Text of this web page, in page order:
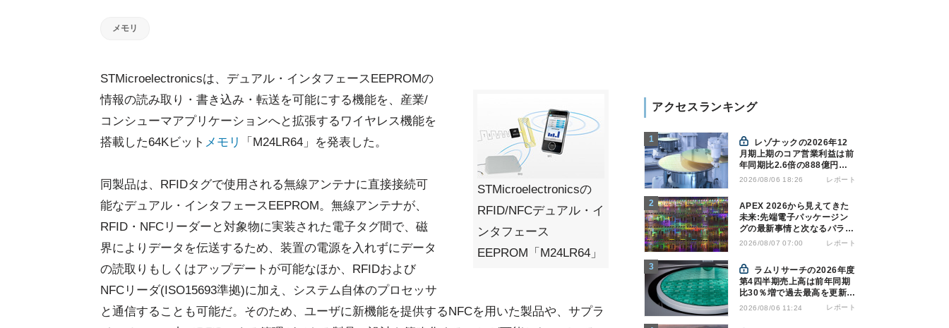
メモリ
STMicroelectronicsの
RFID/NFCデュアル・イ
ンタフェース
EEPROM「M24LR64」
STMicroelectronicsは、デュアル・インタフェースEEPROMの
情報の読み取り・書き込み・転送を可能にする機能を、産業/
コンシューマアプリケーションへと拡張するワイヤレス機能を
搭載した64Kビット メモリ 「M24LR64」を発表した。
同製品は、RFIDタグで使用される無線アンテナに直接接続可
能なデュアル・インタフェースEEPROM。無線アンテナが、
RFID・NFCリーダーと対象物に実装された電子タグ間で、磁
界によりデータを伝送するため、装置の電源を入れずにデータ
の読取りもしくはアップデートが可能なほか、RFIDおよび
NFCリーダ(ISO15693準拠)に加え、システム自体のプロセッサ
と通信することも可能だ。そのため、ユーザに新機能を提供するNFCを用いた製品や、サプラ
アクセスランキング
月期上期のコア営業利益は前
年同期比2.6倍の888億円、
AI向け半導体材料が好調
2026/08/06 18:26 レポート
APEX 2026から見えてきた
未来:先端電子パッケージン
グの最新事情と次なるパラダ
イムシフト
2026/08/07 07:00 レポート
第4四半期売上高は前年同期
比30％増で過去最高を更新、
NAND関連が好調
2026/08/06 11:24 レポート